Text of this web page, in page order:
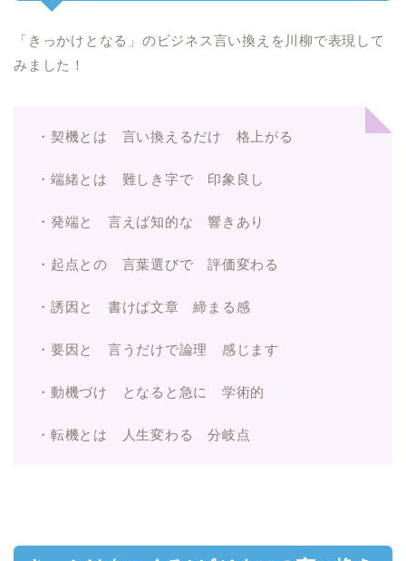
「きっかけとなる」のビジネス言い換えを川柳で表現して
みました！
・契機とは 言い換えるだけ 格上がる
・端緒とは 難しき字で 印象良し
・発端と 言えば知的な 響きあり
・起点との 言葉選びで 評価変わる
・誘因と 書けば文章 締まる感
・要因と 言うだけで論理 感じます
・動機づけ となると急に 学術的
・転機とは 人生変わる 分岐点